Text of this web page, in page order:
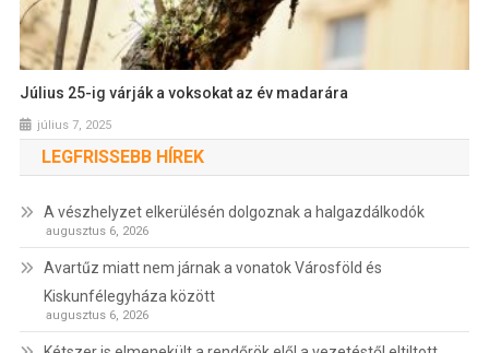
Július 25-ig várják a voksokat az év madarára
július 7, 2025
LEGFRISSEBB HÍREK
A vészhelyzet elkerülésén dolgoznak a halgazdálkodók
augusztus 6, 2026
Avartűz miatt nem járnak a vonatok Városföld és
Kiskunfélegyháza között
augusztus 6, 2026